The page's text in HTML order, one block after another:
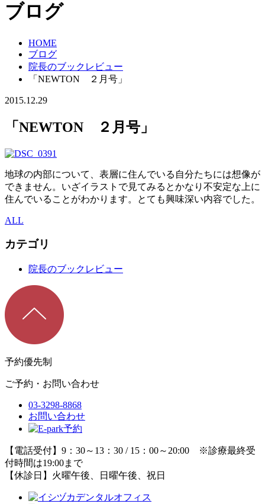
ブログ
HOME
ブログ
院長のブックレビュー
「NEWTON ２月号」
2015.12.29
「NEWTON ２月号」
地球の内部について、表層に住んでいる自分たちには想像が
できません。いざイラストで見てみるとかなり不安定な上に
住んでいることがわかります。とても興味深い内容でした。
ALL
カテゴリ
院長のブックレビュー
予約優先制
ご予約・お問い合わせ
03-3298-8868
お問い合わせ
【電話受付】9：30～13：30 / 15：00～20:00 ※診療最終受
付時間は19:00まで
【休診日】火曜午後、日曜午後、祝日